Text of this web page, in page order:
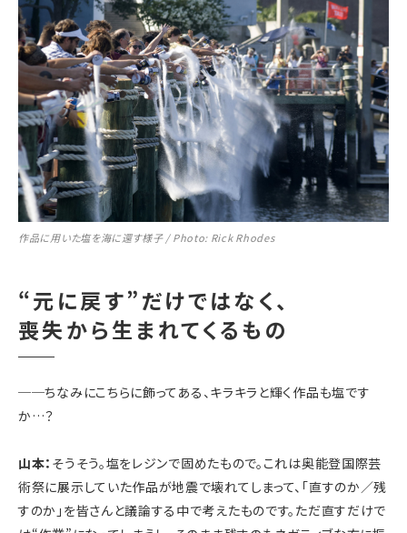
作品に用いた塩を海に還す様子 / Photo: Rick Rhodes
“元に戻す”だけではなく、
喪失から生まれてくるもの
──ちなみにこちらに飾ってある、キラキラと輝く作品も塩です
か…？
山本： そうそう。塩をレジンで固めたもので。これは奥能登国際芸
術祭に展示していた作品が地震で壊れてしまって、「直すのか／残
すのか」を皆さんと議論する中で考えたものです。ただ直すだけで